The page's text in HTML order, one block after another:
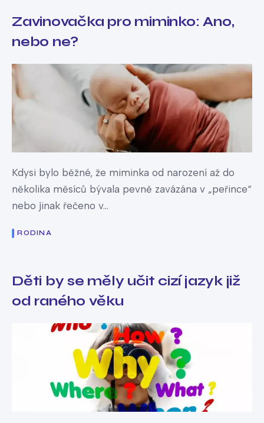
Zavinovačka pro miminko: Ano,
nebo ne?
Kdysi bylo běžné, že miminka od narození až do
několika měsíců bývala pevně zavázána v „peřince“
nebo jinak řečeno v...
RODINA
Děti by se měly učit cizí jazyk již
od raného věku